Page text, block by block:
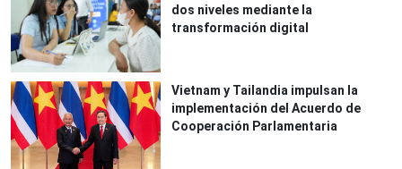
dos niveles mediante la
transformación digital
Vietnam y Tailandia impulsan la
implementación del Acuerdo de
Cooperación Parlamentaria